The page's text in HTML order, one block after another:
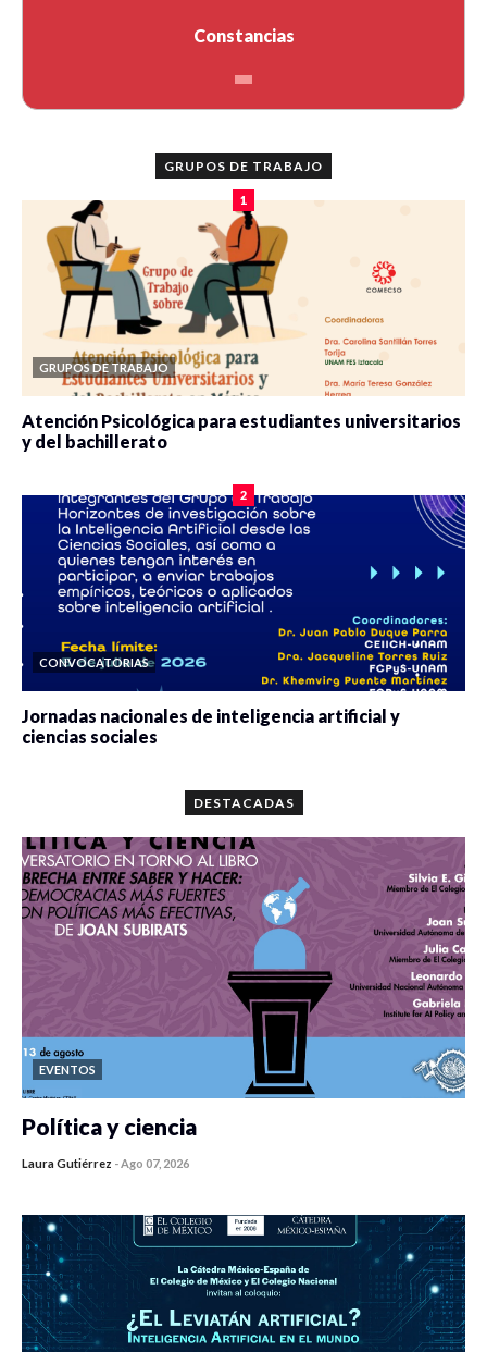
Constancias
GRUPOS DE TRABAJO
1
GRUPOS DE TRABAJO
Atención Psicológica para estudiantes universitarios
y del bachillerato
2
CONVOCATORIAS
Jornadas nacionales de inteligencia artificial y
ciencias sociales
DESTACADAS
EVENTOS
Política y ciencia
Laura Gutiérrez -Ago 07, 2026